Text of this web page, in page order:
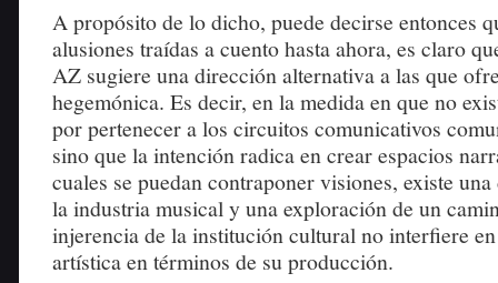
A propósito de lo dicho, puede decirse entonces
alusiones traídas a cuento hasta ahora, es claro
AZ sugiere una dirección alternativa a las que
hegemónica. Es decir, en la medida en que no
por pertenecer a los circuitos comunicativos
sino que la intención radica en crear espacios
cuales se puedan contraponer visiones, existe
la industria musical y una exploración de un
injerencia de la institución cultural no interfiere
artística en términos de su producción.